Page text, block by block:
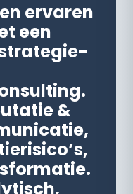
ervaren
een
&